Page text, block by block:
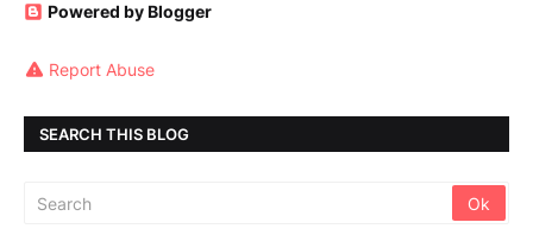
Powered by Blogger
Report Abuse
SEARCH THIS BLOG